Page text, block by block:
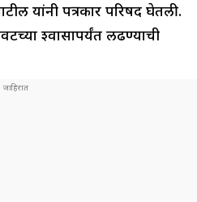
यांनी पत्रकार परिषद घेतली.
श्वासापर्यंत लढण्याची